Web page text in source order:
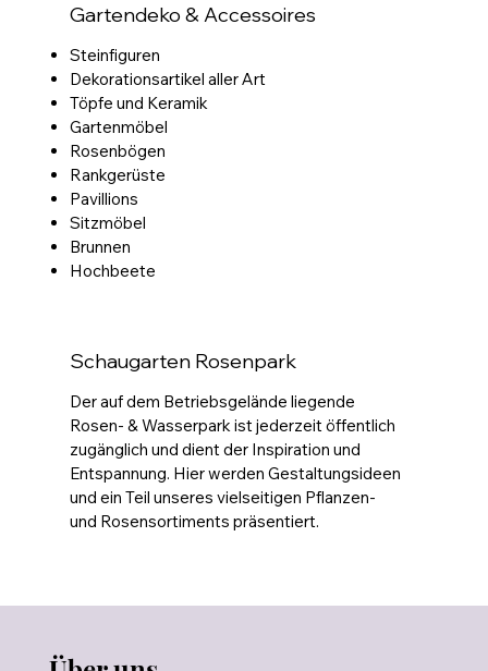
Gartendeko & Accessoires
Steinfiguren
Dekorationsartikel aller Art
Töpfe und Keramik
Gartenmöbel
Rosenbögen
Rankgerüste
Pavillions
Sitzmöbel
Brunnen
Hochbeete
Schaugarten Rosenpark
Der auf dem Betriebsgelände liegende
Rosen- & Wasserpark ist jederzeit öffentlich
zugänglich und dient der Inspiration und
Entspannung. Hier werden Gestaltungsideen
und ein Teil unseres vielseitigen Pflanzen-
und Rosensortiments präsentiert.